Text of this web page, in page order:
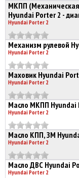
МКПП
Hyundai Porter 2 -
Hyundai Porter 2
Механизм рулевой
Hyundai Porter 2
Маховик Hyundai
Hyundai Porter 2
Масло МКПП Hyundai
Hyundai Porter 2
Масло КПП, ЗМ
Hyundai Porter 2
Масло ДВС Hyundai
Hyundai Porter 2